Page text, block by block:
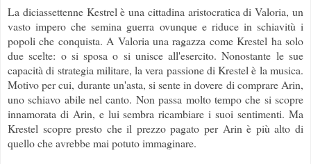
La diciassettenne Kestrel è una cittadina aristocratica di Valoria, un
vasto impero che semina guerra ovunque e riduce in schiavitù i
popoli che conquista. A Valoria una ragazza come Krestel ha solo
due scelte: o si sposa o si unisce all'esercito. Nonostante le sue
capacità di strategia militare, la vera passione di Krestel è la musica.
Motivo per cui, durante un'asta, si sente in dovere di comprare Arin,
uno schiavo abile nel canto. Non passa molto tempo che si scopre
innamorata di Arin, e lui sembra ricambiare i suoi sentimenti. Ma
Krestel scopre presto che il prezzo pagato per Arin è più alto di
quello che avrebbe mai potuto immaginare.